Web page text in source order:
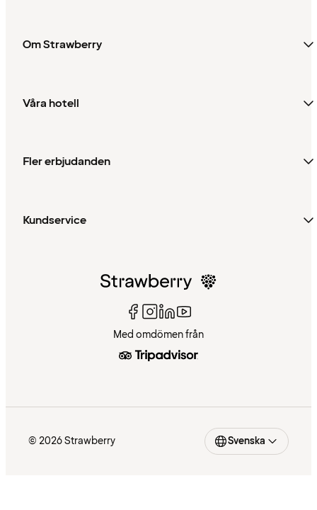
Om Strawberry
Våra hotell
Fler erbjudanden
Kundservice
Med omdömen från
© 2026 Strawberry Svenska